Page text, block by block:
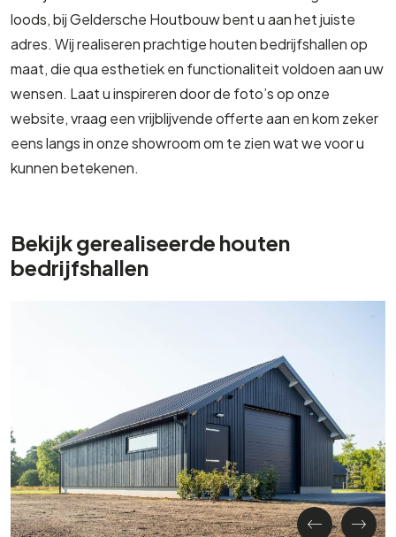
loods, bij Geldersche Houtbouw bent u aan het juiste
adres. Wij realiseren prachtige houten bedrijfshallen op
maat, die qua esthetiek en functionaliteit voldoen aan uw
wensen. Laat u inspireren door de foto’s op onze
website, vraag een vrijblijvende offerte aan en kom zeker
eens langs in onze showroom om te zien wat we voor u
kunnen betekenen.
Bekijk gerealiseerde houten
bedrijfshallen